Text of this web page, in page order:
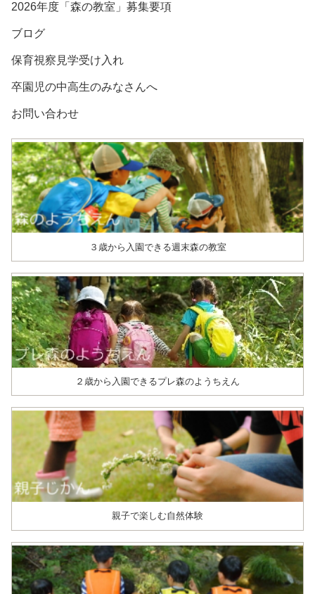
2026年度「森の教室」募集要項
ブログ
保育視察見学受け入れ
卒園児の中高生のみなさんへ
お問い合わせ
３歳から入園できる週末森の教室
２歳から入園できるプレ森のようちえん
親子で楽しむ自然体験